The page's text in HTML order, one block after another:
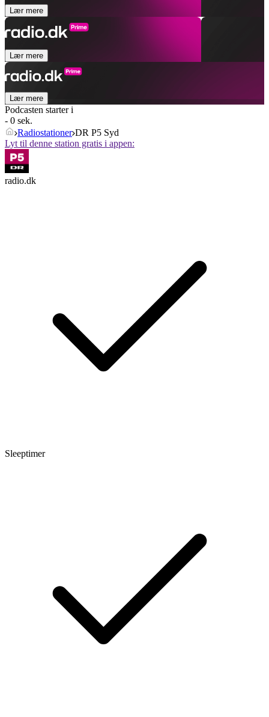
Lær mere
Lær mere
Lær mere
Podcasten starter i
- 0 sek.
Radiostationer DR P5 Syd
Lyt til denne station gratis i appen:
radio.dk
Sleeptimer